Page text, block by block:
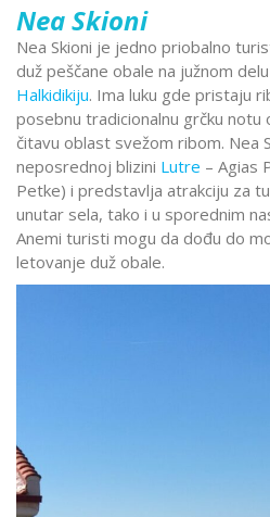
Nea Skioni
Nea Skioni je jedno priobalno
duž peščane obale na južnom delu
Halkidikiju. Ima luku gde pristaju
posebnu tradicionalnu grčku notu
čitavu oblast svežom ribom. Nea
neposrednoj blizini Lutre – Agias
Petke) i predstavlja atrakciju za
unutar sela, tako i u sporednim
Anemi turisti mogu da dođu do
letovanje duž obale.